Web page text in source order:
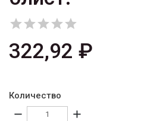

322,92 ₽
Количество
remove add